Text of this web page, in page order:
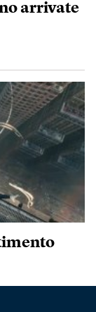
arrivate